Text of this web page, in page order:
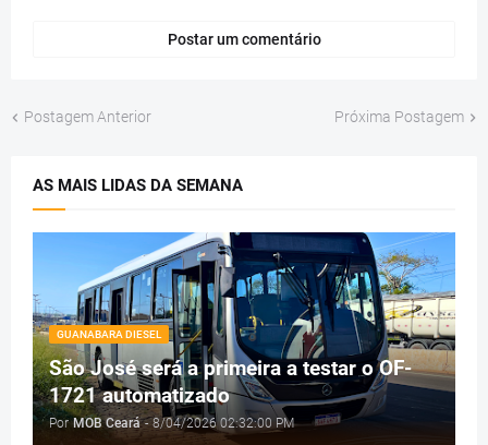
Postar um comentário
Postagem Anterior Próxima Postagem
AS MAIS LIDAS DA SEMANA
GUANABARA DIESEL
São José será a primeira a testar o OF-
1721 automatizado
Por MOB Ceará - 8/04/2026 02:32:00 PM